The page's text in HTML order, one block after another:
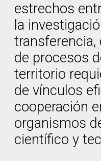
estrechos
la
transferencia,
de procesos
territorio
de vínculos
cooperación
organismos
científico y